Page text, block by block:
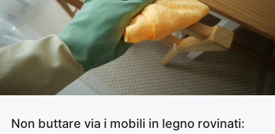
Non buttare via i mobili in legno rovinati: